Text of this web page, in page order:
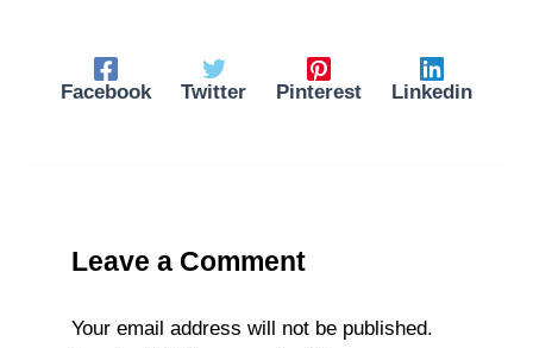
Facebook Twitter Pinterest Linkedin
Leave a Comment
Your email address will not be published.